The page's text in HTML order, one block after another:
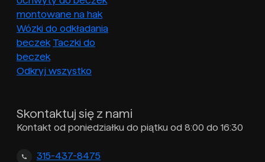
montowane na hak
Wózki do odkładania
beczek Taczki do
beczek
Odkryj wszystko
Skontaktuj się z nami
Kontakt od poniedziałku do piątku od 8:00 do 16:30
315-437-8475